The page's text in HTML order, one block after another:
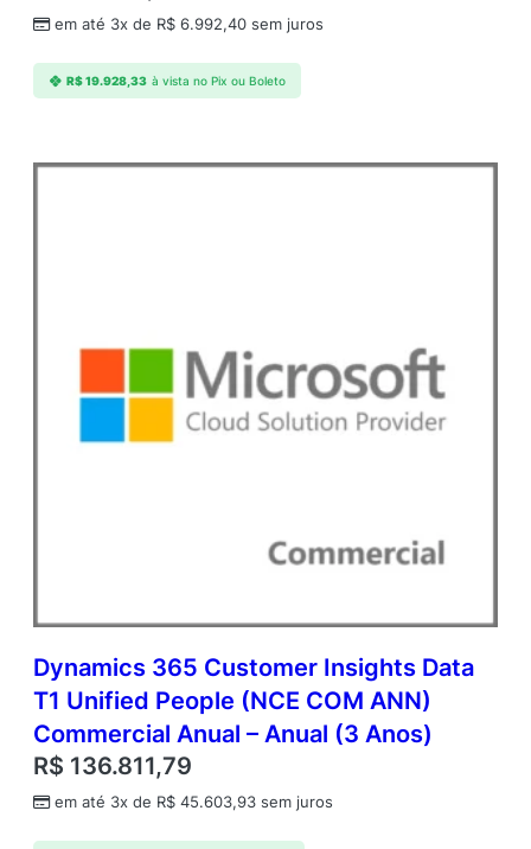
em até 3x de R$ 6.992,40 sem juros
R$19.928,33 à vista no Pix ou Boleto
Dynamics 365 Customer Insights Data
T1 Unified People (NCE COM ANN)
Commercial Anual – Anual (3 Anos)
R$ 136.811,79
em até 3x de R$ 45.603,93 sem juros